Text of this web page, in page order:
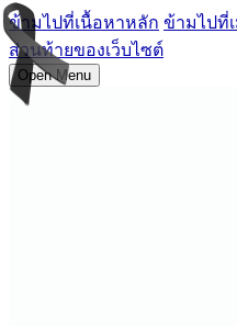
ข้ามไปที่เนื้อหาหลัก ข้ามไปที่
ส่วนท้ายของเว็บไซต์
Open Menu